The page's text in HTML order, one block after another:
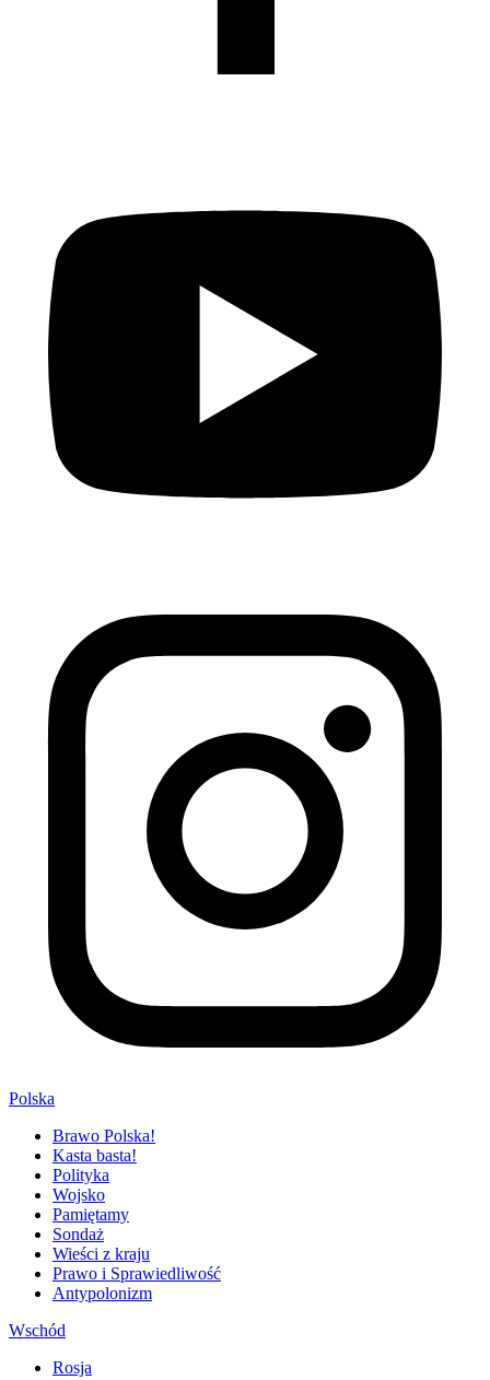
Polska
Brawo Polska!
Kasta basta!
Polityka
Wojsko
Pamiętamy
Sondaż
Wieści z kraju
Prawo i Sprawiedliwość
Antypolonizm
Wschód
Rosja